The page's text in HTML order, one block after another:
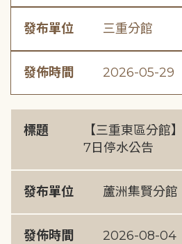
發布單位 三重分館
發佈時間 2026-05-29
標題
【三重東區分館
7日停水公告
發布單位 蘆洲集賢分館
發佈時間 2026-08-04